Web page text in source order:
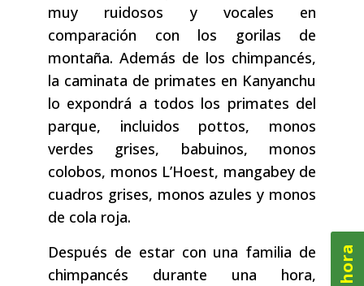
muy ruidosos y vocales en
comparación con los gorilas de
montaña. Además de los chimpancés,
la caminata de primates en Kanyanchu
lo expondrá a todos los primates del
parque, incluidos pottos, monos
verdes grises, babuinos, monos
colobos, monos L’Hoest, mangabey de
cuadros grises, monos azules y monos
de cola roja.
Después de estar con una familia de
chimpancés durante una hora,